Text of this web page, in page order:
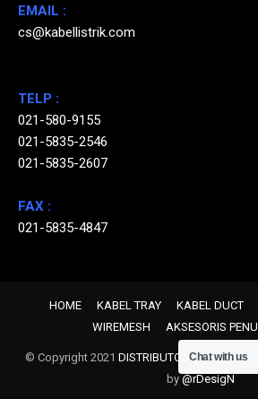
EMAIL :
cs@kabellistrik.com
TELP :
021-580-9155
021-5835-2546
021-5835-2607
FAX :
021-5835-4847
HOME KABEL TRAY KABEL DUCT
WIREMESH
AKSESORIS
© Copyright 2021 DISTRIBUTOR KABEL TRAY
by @rDesigN
Chat with us